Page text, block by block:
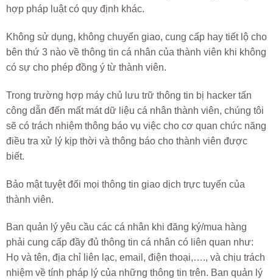
hợp pháp luật có quy định khác.
Không sử dụng, không chuyển giao, cung cấp hay tiết lộ cho
bên thứ 3 nào về thông tin cá nhân của thành viên khi không
có sự cho phép đồng ý từ thành viên.
Trong trường hợp máy chủ lưu trữ thông tin bị hacker tấn
công dẫn đến mất mát dữ liệu cá nhân thành viên, chúng tôi
sẽ có trách nhiệm thông báo vụ việc cho cơ quan chức năng
điều tra xử lý kịp thời và thông báo cho thành viên được
biết.
Bảo mật tuyệt đối mọi thông tin giao dịch trực tuyến của
thành viên.
Ban quản lý yêu cầu các cá nhân khi đăng ký/mua hàng
phải cung cấp đầy đủ thông tin cá nhân có liên quan như:
Họ và tên, địa chỉ liên lạc, email, điện thoại,…., và chịu trách
nhiệm về tính pháp lý của những thông tin trên. Ban quản lý